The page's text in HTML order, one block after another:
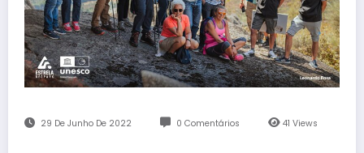
29 De Junho De 2022 0 Comentários 41Views